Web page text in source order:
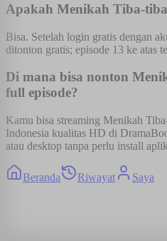
Apakah Menikah Tiba-
Bisa. Setelah login gratis dengan
ditonton gratis; episode 13 ke atas
Di mana bisa nonton
full episode?
Kamu bisa streaming Menikah
Indonesia kualitas HD di
atau desktop tanpa perlu install
Beranda Riwayat Saya